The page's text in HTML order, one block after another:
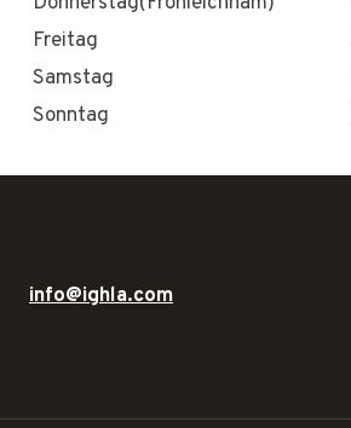
Freitag
Samstag
Sonntag
info@ighla.com